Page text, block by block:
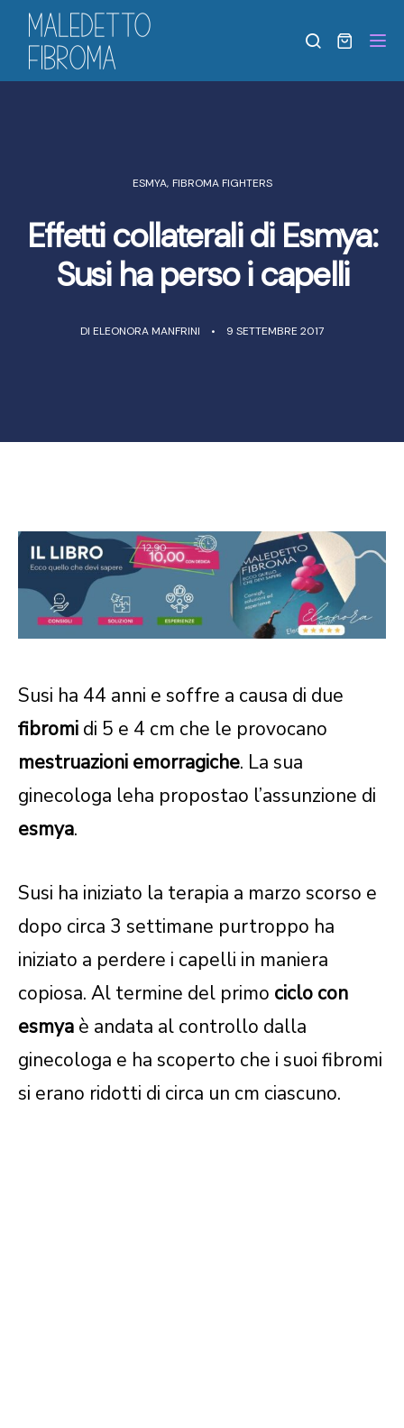
ESMYA, FIBROMA FIGHTERS
Effetti collaterali di Esmya:
Susi ha perso i capelli
DI ELEONORA MANFRINI 9 SETTEMBRE 2017
Susi ha 44 anni e soffre a causa di due
fibromi di 5 e 4 cm che le provocano
mestruazioni emorragiche. La sua
ginecologa leha propostao l’assunzione di
esmya.
Susi ha iniziato la terapia a marzo scorso e
dopo circa 3 settimane purtroppo ha
iniziato a perdere i capelli in maniera
copiosa. Al termine del primo ciclo con
esmya è andata al controllo dalla
ginecologa e ha scoperto che i suoi fibromi
si erano ridotti di circa un cm ciascuno.